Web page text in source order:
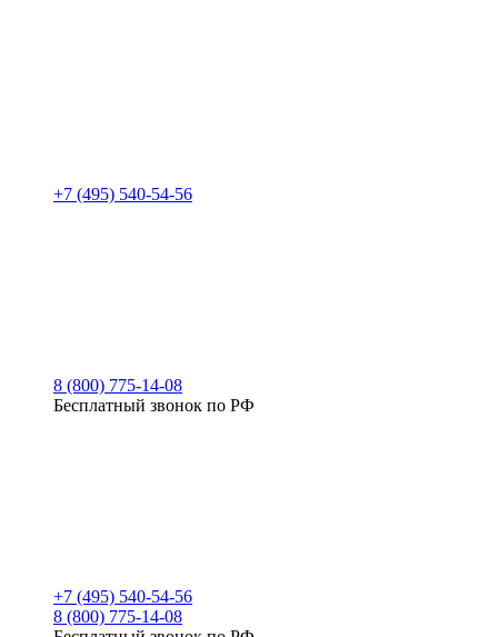
+7 (495) 540-54-56
8 (800) 775-14-08
Бесплатный звонок по РФ
+7 (495) 540-54-56
8 (800) 775-14-08